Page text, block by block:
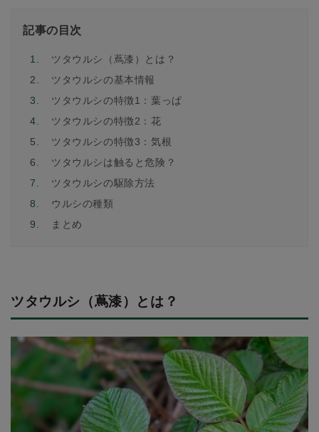
記事の目次
1.
ツタウルシ（蔦漆）とは？
2.
ツタウルシの基本情報
3.
ツタウルシの特徴1：葉っぱ
4.
ツタウルシの特徴2：花
5.
ツタウルシの特徴3：気根
6.
ツタウルシは触ると危険？
7.
ツタウルシの駆除方法
8.
ウルシの種類
9.
まとめ
ツタウルシ（蔦漆）とは？